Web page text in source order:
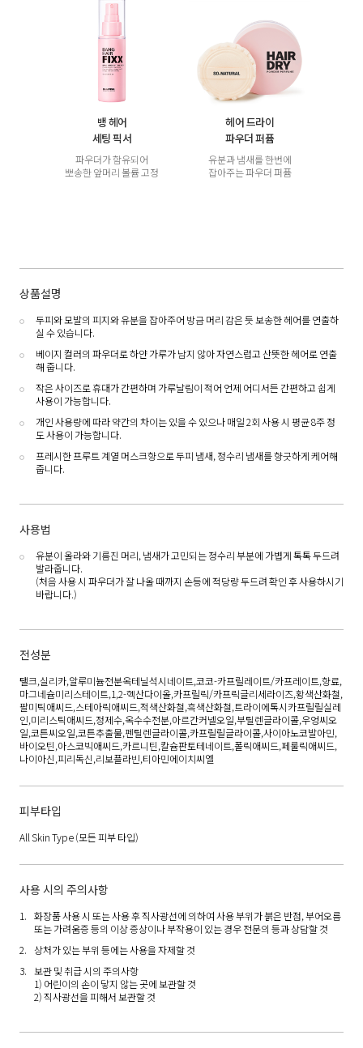
뱅 헤어
세팅 픽서
파우더가 함유되어
뽀송한 앞머리 볼륨 고정
헤어 드라이
파우더 퍼퓸
유분과 냄새를 한번에
잡아주는 파우더 퍼퓸
상품설명
두피와 모발의 피지와 유분을 잡아주어 방금 머리 감은 듯 보송한 헤어를 연출하
실 수 있습니다.
베이지 컬러의 파우더로 하얀 가루가 남지 않아 자연스럽고 산뜻한 헤어로 연출
해 줍니다.
작은 사이즈로 휴대가 간편하며 가루날림이 적어 언제 어디서든 간편하고 쉽게
사용이 가능합니다.
개인 사용량에 따라 약간의 차이는 있을 수 있으나 매일 2회 사용 시 평균 8주 정
도 사용이 가능합니다.
프레시한 프루트 계열 머스크향으로 두피 냄새, 정수리 냄새를 향긋하게 케어해
줍니다.
사용법
유분이 올라와 기름진 머리, 냄새가 고민되는 정수리 부분에 가볍게 톡톡 두드려
발라줍니다.
(처음 사용 시 파우더가 잘 나올 때까지 손등에 적당량 두드려 확인 후 사용하시기
바랍니다.)
전성분
탤크,실리카,알루미늄전분옥테닐석시네이트,코코-카프릴레이트/카프레이트,향료,
마그네슘미리스테이트,1,2-헥산다이올,카프릴릭/카프릭글리세라이즈,황색산화철,
팔미틱애씨드,스테아릭애씨드,적색산화철,흑색산화철,트라이에톡시카프릴릴실레
인,미리스틱애씨드,정제수,옥수수전분,아르간커넬오일,부틸렌글라이콜,우엉씨오
일,코튼씨오일,코튼추출물,펜틸렌글라이콜,카프릴릴글라이콜,사이아노코발아민,
바이오틴,아스코빅애씨드,카르니틴,칼슘판토테네이트,폴릭애씨드,페룰릭애씨드,
나이아신,피리독신,리보플라빈,티아민에이치씨엘
피부타입
All Skin Type(모든 피부 타입)
사용 시의 주의사항
화장품 사용 시 또는 사용 후 직사광선에 의하여 사용 부위가 붉은 반점, 부어오름
또는 가려움증 등의 이상 증상이나 부작용이 있는 경우 전문의 등과 상담할 것
상처가 있는 부위 등에는 사용을 자제할 것
보관 및 취급 시의 주의사항
1) 어린이의 손이 닿지 않는 곳에 보관할 것
2) 직사광선을 피해서 보관할 것